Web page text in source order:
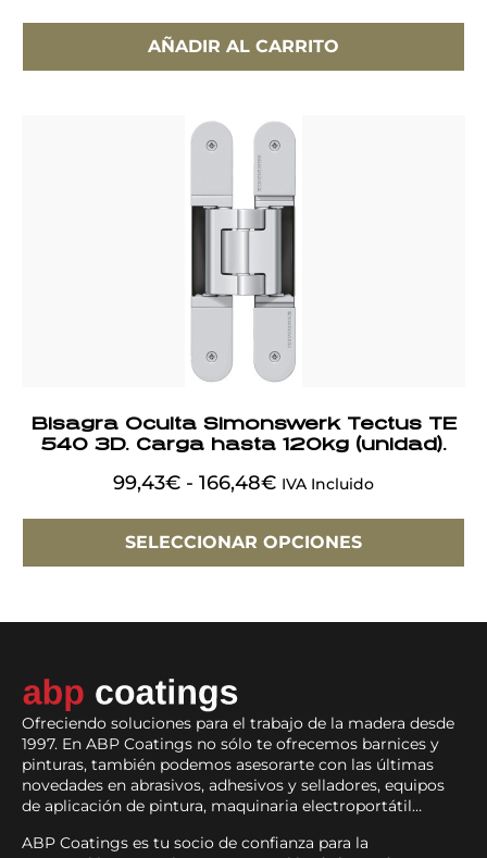
AÑADIR AL CARRITO
Bisagra Oculta Simonswerk Tectus TE
540 3D. Carga hasta 120kg (unidad).
99,43€ - 166,48€ IVA Incluido
SELECCIONAR OPCIONES
Ofreciendo soluciones para el trabajo de la madera desde
1997. En ABP Coatings no sólo te ofrecemos barnices y
pinturas, también podemos asesorarte con las últimas
novedades en abrasivos, adhesivos y selladores, equipos
de aplicación de pintura, maquinaria electroportátil…
ABP Coatings es tu socio de confianza para la